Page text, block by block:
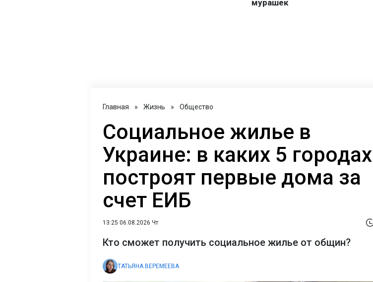
Главная » Жизнь » Общество
Социальное жилье в
Украине: в каких 5 городах
построят первые дома за
счет ЕИБ
13:25 06.08.2026 Чт
Кто сможет получить социальное жилье от общин?
ТАТЬЯНА ВЕРЕМЕЕВА